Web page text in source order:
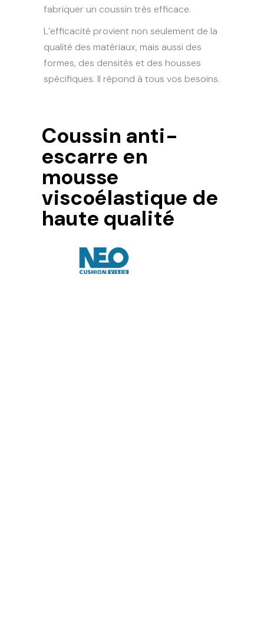
fabriquer un coussin très efficace.
L’efficacité provient non seulement de la
qualité des matériaux, mais aussi des
formes, des densités et des housses
spécifiques. Il répond à tous vos besoins.
Coussin anti-
escarre en
mousse
viscoélastique de
haute qualité